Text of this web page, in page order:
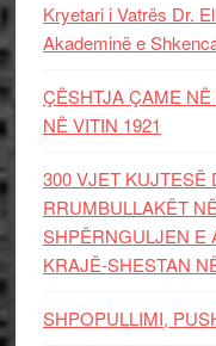
Kryetari i Vatrës Dr.
Akademinë e
ÇËSHTJA ÇAME
NË VITIN 1921
300 VJET KUJTESË
RRUMBULLAKËT
SHPËRNGULJEN E
KRAJË-SHESTAN
SHPOPULLIMI,